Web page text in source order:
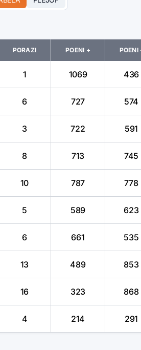
PORAZI POENI + POENI
1 1069 436
6 727 574
3 722 591
8 713 745
10 787 778
5 589 623
6 661 535
13 489 853
16 323 868
4 214 291